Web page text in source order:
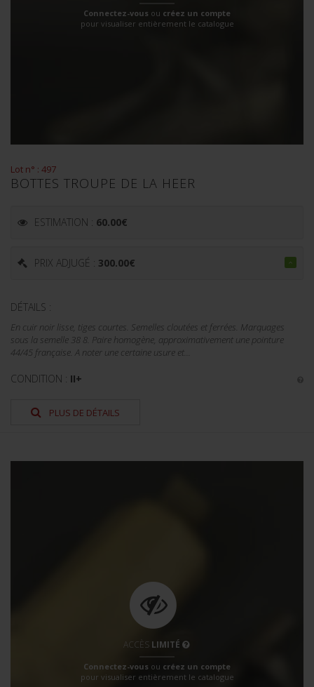
Connectez-vous ou créez un compte
pour visualiser entièrement le catalogue
Lot n° : 497
BOTTES TROUPE DE LA HEER
ESTIMATION : 60.00€
PRIX ADJUGÉ : 300.00€
DÉTAILS :
En cuir noir lisse, tiges courtes. Semelles cloutées et ferrées. Marquages
sous la semelle 38 8. Paire homogène, approximativement une pointure
44/45 française. A noter une certaine usure et...
CONDITION : II+
PLUS DE DÉTAILS
ACCÈS LIMITÉ
Connectez-vous ou créez un compte
pour visualiser entièrement le catalogue